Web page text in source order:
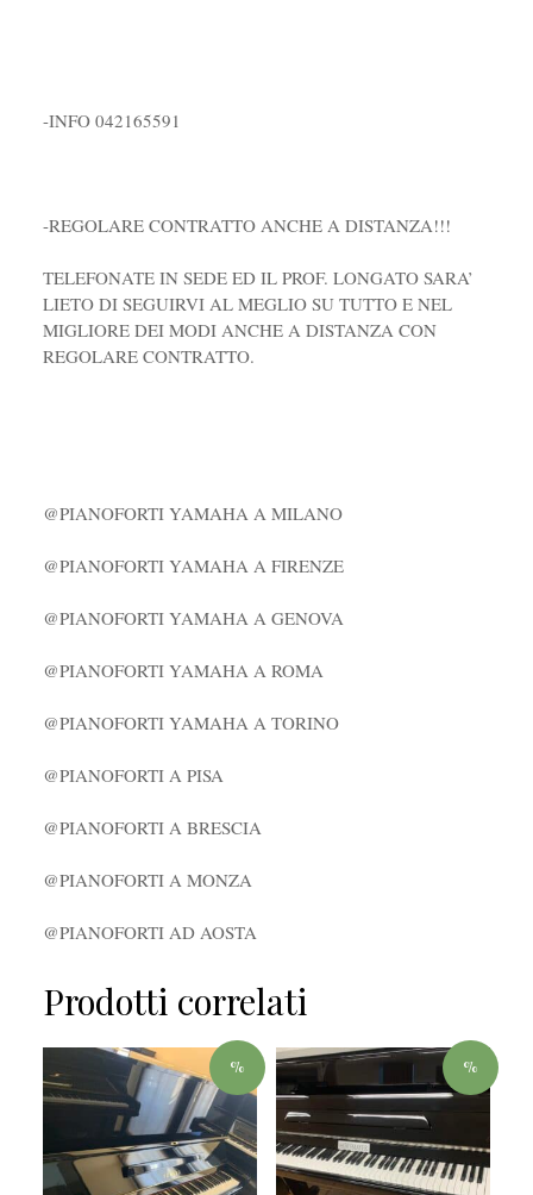
-INFO 042165591
-REGOLARE CONTRATTO ANCHE A DISTANZA!!!
TELEFONATE IN SEDE ED IL PROF. LONGATO SARA’
LIETO DI SEGUIRVI AL MEGLIO SU TUTTO E NEL
MIGLIORE DEI MODI ANCHE A DISTANZA CON
REGOLARE CONTRATTO.
@PIANOFORTI YAMAHA A MILANO
@PIANOFORTI YAMAHA A FIRENZE
@PIANOFORTI YAMAHA A GENOVA
@PIANOFORTI YAMAHA A ROMA
@PIANOFORTI YAMAHA A TORINO
@PIANOFORTI A PISA
@PIANOFORTI A BRESCIA
@PIANOFORTI A MONZA
@PIANOFORTI AD AOSTA
Prodotti correlati
% %